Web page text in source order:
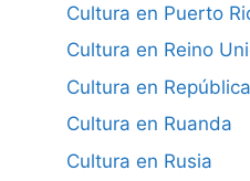
Cultura en Puerto
Cultura en Reino
Cultura en
Cultura en Ruanda
Cultura en Rusia